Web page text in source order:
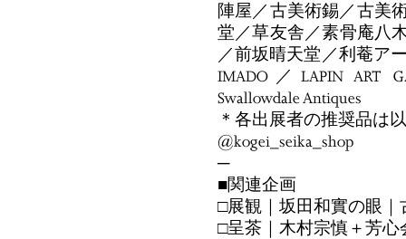
陣屋／古美術錫／古美
堂／草友舎／素骨庵八
／前坂晴天堂／利菴ア
IMADO／LAPIN ART
Swallowdale Antiques
＊各出展者の推奨品は
@kogei_seika_shop
─
■関連企画
□展観｜坂田和實の眼
□呈茶｜木村宗慎＋芳心